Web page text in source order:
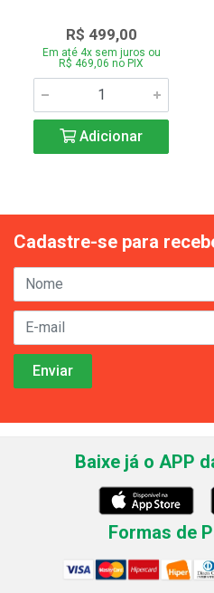
R$ 499,00
Em até 4x sem juros ou
R$ 469,06 no PIX
Adicionar
Cadastre-se para
Baixe já o APP
Formas de